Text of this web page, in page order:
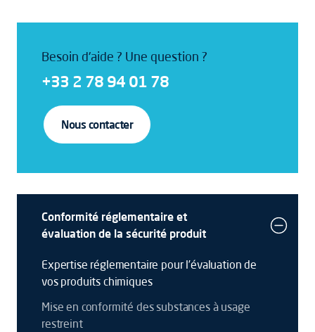
Besoin d'aide ? Une question ?
+33 2 78 94 01 78
Nous contacter
Conformité réglementaire et
évaluation de la sécurité produit
Expertise réglementaire pour l’évaluation de
vos produits chimiques
Mise en conformité des substances à usage
restreint